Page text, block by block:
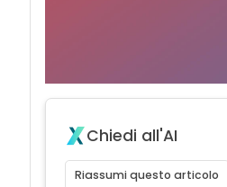
Chiedi all'AI
Riassumi questo articolo